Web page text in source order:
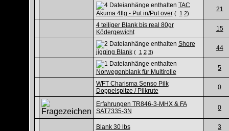
TAC
Akuma 4tlg - Put in/Put over( 1 2)
21
4 teiliger Blank bis real 80gr
Ködergewicht
15
Shore
jigging Blank( 1 2 3)
44
Norwegenblank für Multirolle
5
WFT Charisma Senso Pilk
Doppelspitze / Pilkrute
0
Erfahrungen TR846-3-MHX & FA
SAT7335-3N
0
Blank 30 lbs 3